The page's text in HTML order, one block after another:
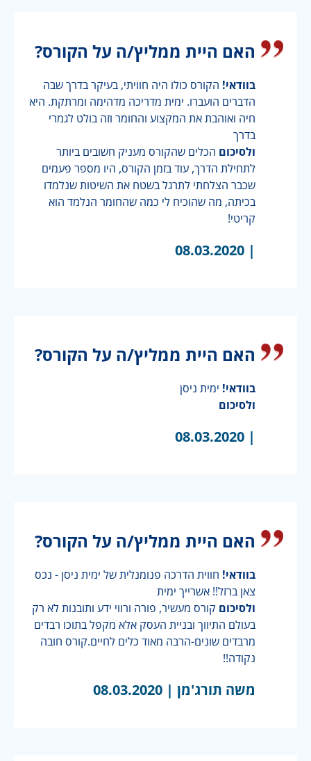
האם היית ממליץ/ה על הקורס?
בוודאי! הקורס כולו היה חוויתי, בעיקר בדרך שבה
הדברים הועברו. ימית מדריכה מדהימה ומרתקת. היא
חיה ואוהבת את המקצוע והחומר וזה בולט לגמרי
בדרך
ולסיכום הכלים שהקורס מעניק חשובים ביותר
לתחילת הדרך, עוד בזמן הקורס, היו מספר פעמים
שכבר הצלחתי לתרגל בשטח את השיטות שנלמדו
בכיתה, מה שהוכיח לי כמה שהחומר הנלמד הוא
קריטי!
|
08.03.2020
האם היית ממליץ/ה על הקורס?
בוודאי! ימית ניסן
ולסיכום
|
08.03.2020
האם היית ממליץ/ה על הקורס?
בוודאי! חווית הדרכה פנומנלית של ימית ניסן - נכס
צאן ברזל!! אשרייך ימית
ולסיכום קורס מעשיר, פורה ורווי ידע ותובנות לא רק
בעולם התיווך ובניית העסק אלא מקפל בתוכו רבדים
מרבדים שונים-הרבה מאוד כלים לחיים.קורס חובה
נקודה!!
משה תורג'מן | 08.03.2020